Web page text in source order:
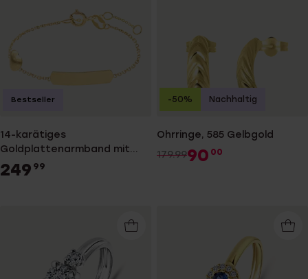
14-karätiges
Goldplattenarmband mit
Herz für Kinder
249 99
Bestseller
Ohrringe, 585 Gelbgold
179.9990 00
-50% Nachhaltig